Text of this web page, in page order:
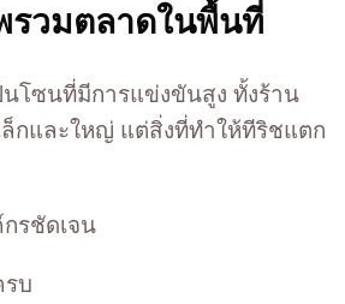
รวมตลาดในพื้นที่
โซนที่มีการแข่งขันสูง ทั้งร้าน
กและใหญ่ แต่สิ่งที่ทำให้ทีริชแตก
รชัดเจน
รบ